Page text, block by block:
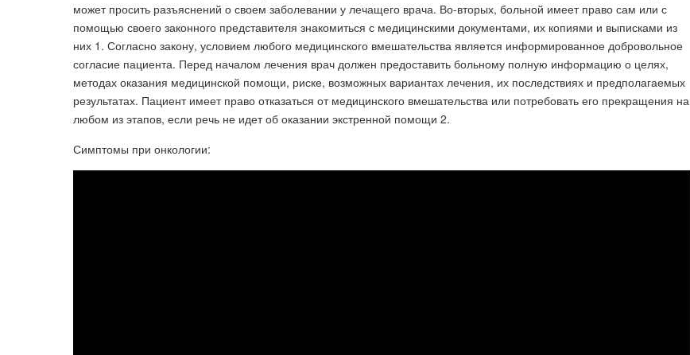
может просить разъяснений о своем заболевании у лечащего врача. Во-вторых, больной имеет право сам или с
помощью своего законного представителя знакомиться с медицинскими документами, их копиями и выписками из
них 1. Согласно закону, условием любого медицинского вмешательства является информированное добровольное
согласие пациента. Перед началом лечения врач должен предоставить больному полную информацию о целях,
методах оказания медицинской помощи, риске, возможных вариантах лечения, их последствиях и предполагаемых
результатах. Пациент имеет право отказаться от медицинского вмешательства или потребовать его прекращения на
любом из этапов, если речь не идет об оказании экстренной помощи 2.
Симптомы при онкологии: